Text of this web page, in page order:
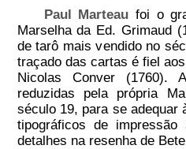
Paul Marteau foi o
Marselha da Ed. Grimaud
de tarô mais vendido no
traçado das cartas é fiel
Nicolas Conver (1760).
reduzidas pela própria
século 19, para se
tipográficos de
detalhes na resenha de